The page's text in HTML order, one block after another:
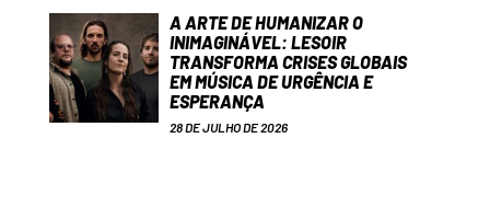
A ARTE DE HUMANIZAR O
INIMAGINÁVEL: LESOIR
TRANSFORMA CRISES GLOBAIS
EM MÚSICA DE URGÊNCIA E
ESPERANÇA
28 DE JULHO DE 2026